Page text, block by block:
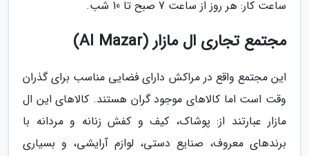
ساعت کار: هر روز از ساعت 7 صبح تا 10 شب.
مجتمع تجاری ال مازار (Al Mazar)
این مجتمع واقع در مراکش دارای فضایی مناسب برای گذران
وقت است اما کالاهای موجود گران هستند. کالاهای این ال
مازار عبارتند از: پوشاک، کیف و کفش زنانه و مردانه با
برندهای معروف، صنایع دستی، لوازم آرایشی، و بسیاری